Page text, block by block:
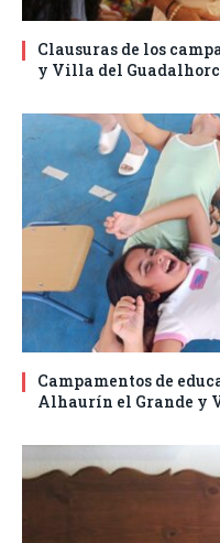
Clausuras de los
y Villa del
Campamentos de
Alhaurín el Grande y